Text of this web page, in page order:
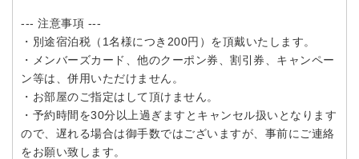
--- 注意事項 ---
・別途宿泊税（1名様につき200円）を頂戴いたします。
・メンバーズカード、他のクーポン券、割引券、キャンペー
ン等は、併用いただけません。
・お部屋のご指定はして頂けません。
・予約時間を30分以上過ぎますとキャンセル扱いとなります
ので、遅れる場合は御手数ではございますが、事前にご連絡
をお願い致します。